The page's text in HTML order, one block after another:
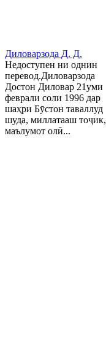
Диловарзода Д. Д.
Недоступен ни однин
перевод.Диловарзода
Достон Диловар 21уми
феврали соли 1996 дар
шаҳри Бӯстон таваллуд
шуда, миллатааш тоҷик,
маълумот олӣ...